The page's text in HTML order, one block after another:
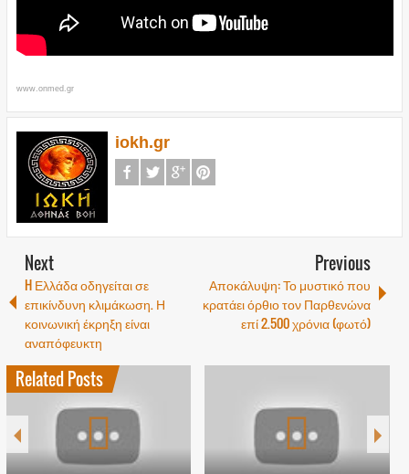
www.onmed.gr
iokh.gr
Next
H Ελλάδα οδηγείται σε
επικίνδυνη κλιμάκωση. Η
κοινωνική έκρηξη είναι
αναπόφευκτη
Previous
Αποκάλυψη: Το μυστικό που
κρατάει όρθιο τον Παρθενώνα
επί 2.500 χρόνια (φωτό)
Related Posts